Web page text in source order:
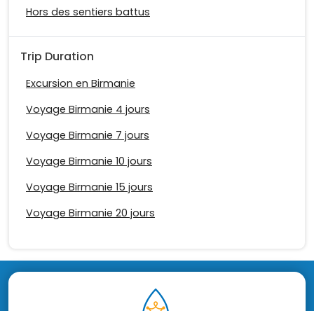
Hors des sentiers battus
Trip Duration
Excursion en Birmanie
Voyage Birmanie 4 jours
Voyage Birmanie 7 jours
Voyage Birmanie 10 jours
Voyage Birmanie 15 jours
Voyage Birmanie 20 jours